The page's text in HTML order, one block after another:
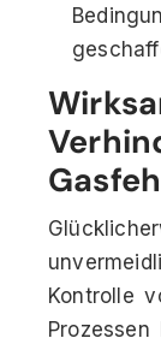
Kontrolle